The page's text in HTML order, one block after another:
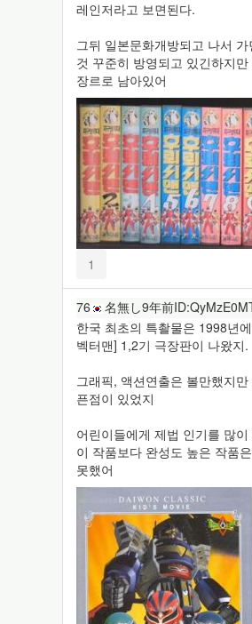
레인저라고 보면된다.
그뒤 일본문화개방되고 나서
것 꾸준히 방영되고 있긴하지
장르로 남아있어
1
76 名無し9年前
한국 최초의 특촬물은 1998년
벡터맨] 1,2기 극장판이 나왔지.
그래픽, 액션연출은 볼만했지
픈점이 있었지
어린이들에게 제법 인기를 많
이 작품보다 완성도 높은 작품
못했어